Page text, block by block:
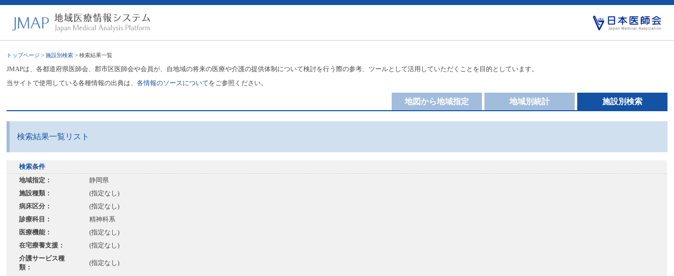
トップページ >施設別検索 > 検索結果一覧
JMAPは、各都道府県医師会、郡市区医師会や会員が、自地域の将来の医療や介護の提供体制について検討を行う際の参考、ツールとして活用していただくことを目的としています。
当サイトで使用している各種情報の出典は、各情報のソースについてをご参照ください。
施設別検索
地域別統計
地図から地域指定
検索結果一覧リスト
検索条件
地域指定：
静岡県
施設種類：
(指定なし)
病床区分：
(指定なし)
診療科目：
精神科系
医療機能：
(指定なし)
在宅療養支援：
(指定なし)
介護サービス種
類：
(指定なし)